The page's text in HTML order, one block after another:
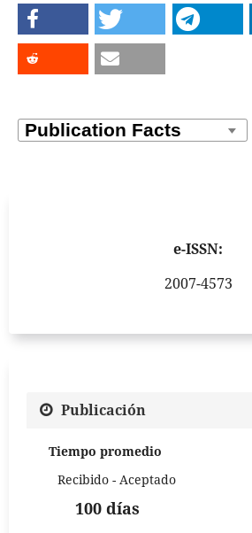
e-ISSN:
2007-4573
Publicación
Tiempo promedio
Recibido - Aceptado
100 días